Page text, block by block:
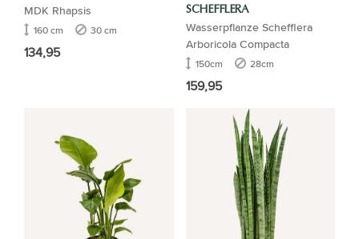
MDK Rhapsis
160 cm 30 cm
134,95
SCHEFFLERA
Wasserpflanze Schefflera
Arboricola Compacta
150cm 28cm
159,95